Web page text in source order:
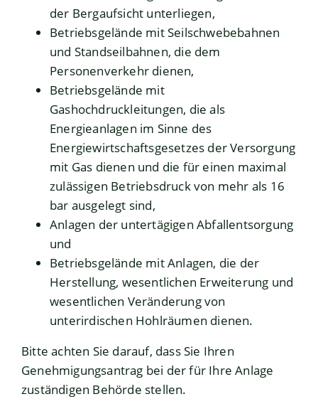
der Bergaufsicht unterliegen,
Betriebsgelände mit Seilschwebebahnen
und Standseilbahnen, die dem
Personenverkehr dienen,
Betriebsgelände mit
Gashochdruckleitungen, die als
Energieanlagen im Sinne des
Energiewirtschaftsgesetzes der Versorgung
mit Gas dienen und die für einen maximal
zulässigen Betriebsdruck von mehr als 16
bar ausgelegt sind,
Anlagen der untertägigen Abfallentsorgung
und
Betriebsgelände mit Anlagen, die der
Herstellung, wesentlichen Erweiterung und
wesentlichen Veränderung von
unterirdischen Hohlräumen dienen.
Bitte achten Sie darauf, dass Sie Ihren
Genehmigungsantrag bei der für Ihre Anlage
zuständigen Behörde stellen.